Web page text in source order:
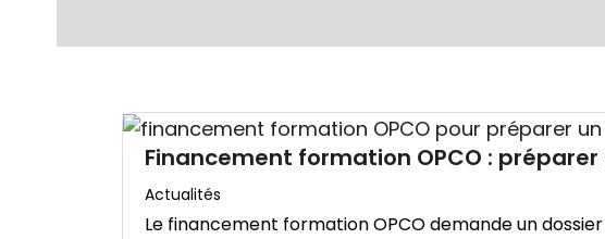
Financement formation OPCO : préparer
Actualités
Le financement formation OPCO demande un